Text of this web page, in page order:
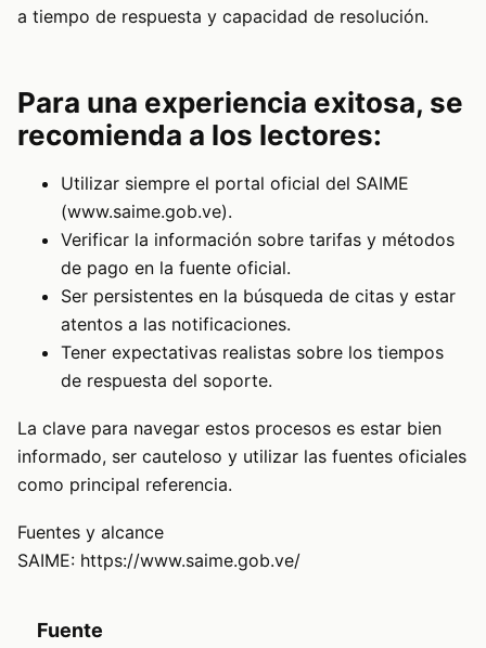
a tiempo de respuesta y capacidad de resolución.
Para una experiencia exitosa, se
recomienda a los lectores:
Utilizar siempre el portal oficial del SAIME
(www.saime.gob.ve).
Verificar la información sobre tarifas y métodos
de pago en la fuente oficial.
Ser persistentes en la búsqueda de citas y estar
atentos a las notificaciones.
Tener expectativas realistas sobre los tiempos
de respuesta del soporte.
La clave para navegar estos procesos es estar bien
informado, ser cauteloso y utilizar las fuentes oficiales
como principal referencia.
Fuentes y alcance
SAIME: https://www.saime.gob.ve/
Fuente